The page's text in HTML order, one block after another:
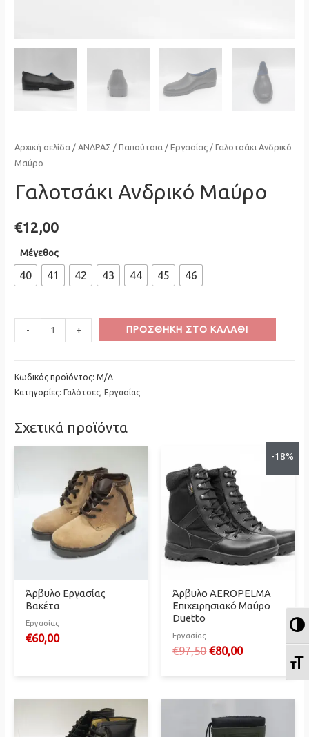
Αρχική σελίδα / ΑΝΔΡΑΣ /Παπούτσια /Εργασίας / Γαλοτσάκι Ανδρικό
Μαύρο
Γαλοτσάκι Ανδρικό Μαύρο
€12,00
Μέγεθος
40 41 42 43 44 45 46
Quantity
-
Γαλοτσάκι
Ανδρικό
ποσότητα
Quantity
+ ΠΡΟΣΘΉΚΗ ΣΤΟ ΚΑΛΆΘΙ
Κωδικός προϊόντος:Μ/Δ
Κατηγορίες:Γαλότσες,Εργασίας
Σχετικά προϊόντα
Άρβυλο Εργασίας
Βακέτα
Εργασίας
€60,00
-18%
Άρβυλο AEROPELMA
Επιχειρησιακό Μαύρο
Duetto
Εργασίας
€97,50Original
was:
€80,00Η
τρέχουσα
τιμή